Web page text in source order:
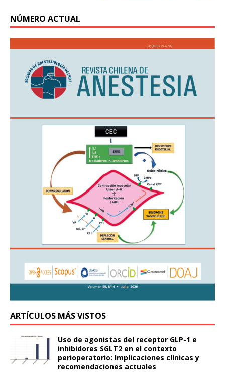
NÚMERO ACTUAL
ARTÍCULOS MÁS VISTOS
Uso de agonistas del receptor GLP-1 e
inhibidores SGLT2 en el contexto
perioperatorio: Implicaciones clínicas y
recomendaciones actuales